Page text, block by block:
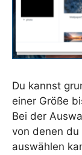
Du kannst
einer Größe
Bei der
von denen
auswählen